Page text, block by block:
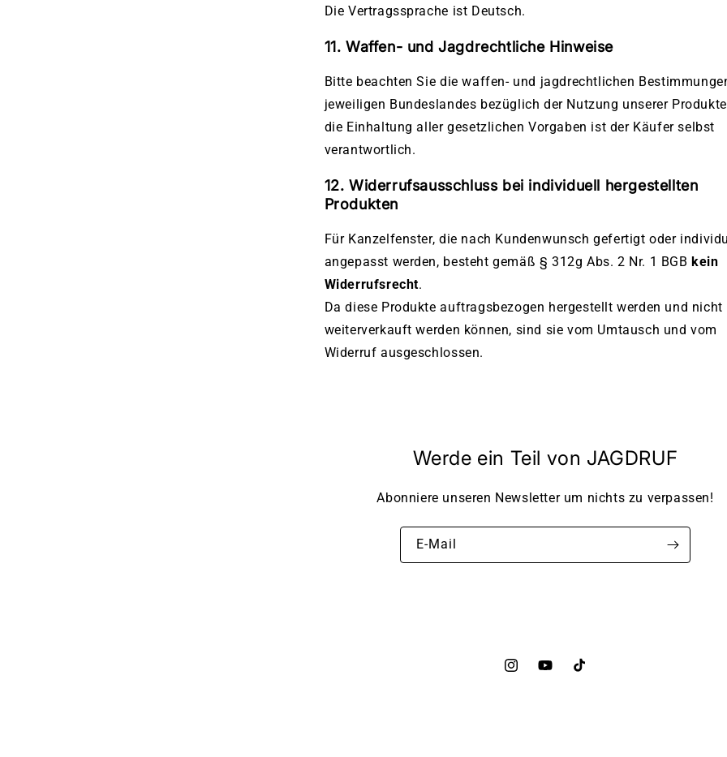
Die Vertragssprache ist Deutsch.
11. Waffen- und Jagdrechtliche Hinweise
Bitte beachten Sie die waffen- und jagdrechtlichen
jeweiligen Bundeslandes bezüglich der Nutzung unserer
die Einhaltung aller gesetzlichen Vorgaben ist der Käufer selbst
verantwortlich.
12. Widerrufsausschluss bei individuell hergestellten
Produkten
Für Kanzelfenster, die nach Kundenwunsch gefertigt oder
angepasst werden, besteht gemäß § 312g Abs. 2 Nr. 1 BGBkein
Widerrufsrecht.
Da diese Produkte auftragsbezogen hergestellt werden und nicht
weiterverkauft werden können, sind sie vom Umtausch und vom
Widerruf ausgeschlossen.
Werde ein Teil von JAGDRUF
Abonniere unseren Newsletter um nichts zu verpassen!
E-Mail
InstagramYouTubeTikTok